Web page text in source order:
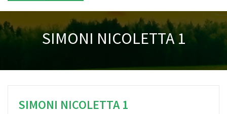
SIMONI NICOLETTA 1
SIMONI NICOLETTA 1